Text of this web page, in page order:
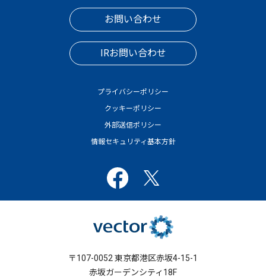
お問い合わせ
IRお問い合わせ
プライバシーポリシー
クッキーポリシー
外部送信ポリシー
情報セキュリティ基本方針
〒107-0052 東京都港区赤坂4-15-1
赤坂ガーデンシティ18F